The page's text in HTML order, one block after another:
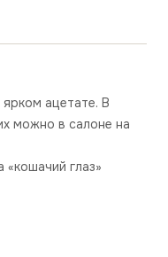
ацетате. В
можно в салоне на
глаз»